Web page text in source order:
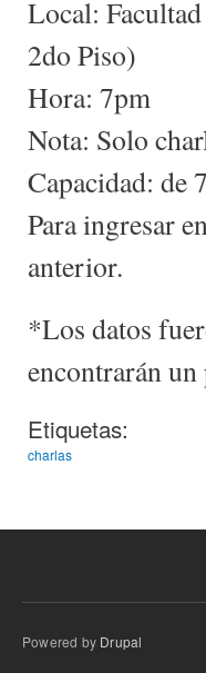
Local:
2do Piso)
Hora: 7pm
Nota: Solo
Capacidad: de
Para ingresar
anterior.
*Los datos
encontrarán
Etiquetas:
charlas
Powered by Drupal